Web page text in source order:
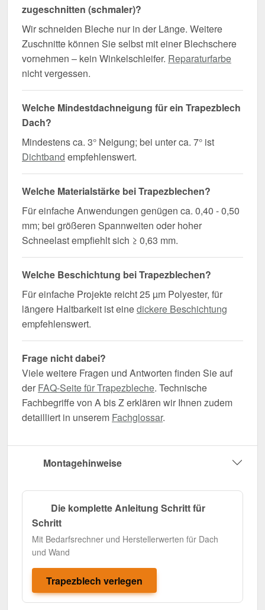
zugeschnitten (schmaler)?
Wir schneiden Bleche nur in der Länge. Weitere
Zuschnitte können Sie selbst mit einer Blechschere
vornehmen – kein Winkelschleifer. Reparaturfarbe
nicht vergessen.
Welche Mindestdachneigung für ein Trapezblech
Dach?
Mindestens ca. 3° Neigung; bei unter ca. 7° ist
Dichtband empfehlenswert.
Welche Materialstärke bei Trapezblechen?
Für einfache Anwendungen genügen ca. 0,40 - 0,50
mm; bei größeren Spannweiten oder hoher
Schneelast empfiehlt sich ≥ 0,63 mm.
Welche Beschichtung bei Trapezblechen?
Für einfache Projekte reicht 25 µm Polyester, für
längere Haltbarkeit ist einedickere Beschichtung
empfehlenswert.
Frage nicht dabei?
Viele weitere Fragen und Antworten finden Sie auf
der FAQ-Seite für Trapezbleche. Technische
Fachbegriffe von A bis Z erklären wir Ihnen zudem
detailliert in unserem Fachglossar.
Montagehinweise
Die komplette Anleitung Schritt für
Schritt
Mit Bedarfsrechner und Herstellerwerten für Dach
und Wand
Trapezblech verlegen